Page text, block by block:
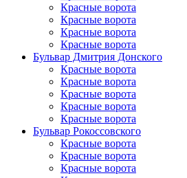
Красные ворота
Красные ворота
Красные ворота
Красные ворота
Бульвар Дмитрия Донского
Красные ворота
Красные ворота
Красные ворота
Красные ворота
Красные ворота
Бульвар Рокоссовского
Красные ворота
Красные ворота
Красные ворота